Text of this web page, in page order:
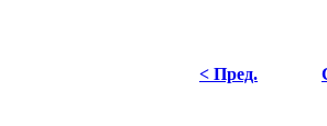
< Пред.